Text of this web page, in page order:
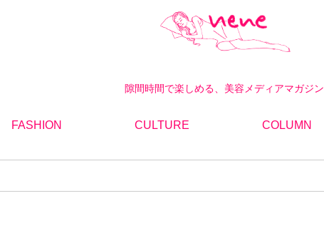
隙間時間で楽しめる、美容メディアマガジン
FASHION CULTURE COLUMN